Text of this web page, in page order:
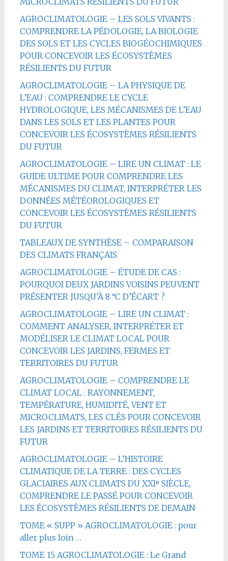
AGROCLIMATOLOGIE – LES SOLS VIVANTS :
COMPRENDRE LA PÉDOLOGIE, LA BIOLOGIE
DES SOLS ET LES CYCLES BIOGÉOCHIMIQUES
POUR CONCEVOIR LES ÉCOSYSTÈMES
RÉSILIENTS DU FUTUR
AGROCLIMATOLOGIE – LA PHYSIQUE DE
L’EAU : COMPRENDRE LE CYCLE
HYDROLOGIQUE, LES MÉCANISMES DE L’EAU
DANS LES SOLS ET LES PLANTES POUR
CONCEVOIR LES ÉCOSYSTÈMES RÉSILIENTS
DU FUTUR
AGROCLIMATOLOGIE – LIRE UN CLIMAT : LE
GUIDE ULTIME POUR COMPRENDRE LES
MÉCANISMES DU CLIMAT, INTERPRÉTER LES
DONNÉES MÉTÉOROLOGIQUES ET
CONCEVOIR LES ÉCOSYSTÈMES RÉSILIENTS
DU FUTUR
TABLEAUX DE SYNTHÈSE – COMPARAISON
DES CLIMATS FRANÇAIS
AGROCLIMATOLOGIE – ÉTUDE DE CAS :
POURQUOI DEUX JARDINS VOISINS PEUVENT
PRÉSENTER JUSQU’À 8 °C D’ÉCART ?
AGROCLIMATOLOGIE – LIRE UN CLIMAT :
COMMENT ANALYSER, INTERPRÉTER ET
MODÉLISER LE CLIMAT LOCAL POUR
CONCEVOIR LES JARDINS, FERMES ET
TERRITOIRES DU FUTUR
AGROCLIMATOLOGIE – COMPRENDRE LE
CLIMAT LOCAL : RAYONNEMENT,
TEMPÉRATURE, HUMIDITÉ, VENT ET
MICROCLIMATS, LES CLÉS POUR CONCEVOIR
LES JARDINS ET TERRITOIRES RÉSILIENTS DU
FUTUR
AGROCLIMATOLOGIE – L’HISTOIRE
CLIMATIQUE DE LA TERRE : DES CYCLES
GLACIAIRES AUX CLIMATS DU XXIᵉ SIÈCLE,
COMPRENDRE LE PASSÉ POUR CONCEVOIR
LES ÉCOSYSTÈMES RÉSILIENTS DE DEMAIN
TOME « SUPP » AGROCLIMATOLOGIE : pour
aller plus loin …
TOME 15 AGROCLIMATOLOGIE : Le Grand